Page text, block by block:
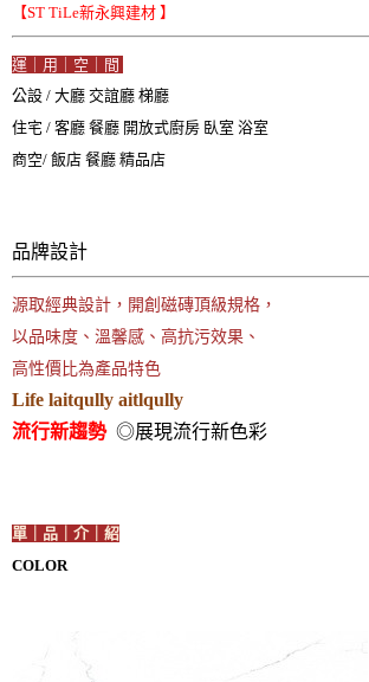
【ST TiLe新永興建材 】
運｜用｜空｜間
公設 / 大廳 交誼廳 梯廳
住宅 / 客廳 餐廳 開放式廚房 臥室 浴室
商空/ 飯店 餐廳 精品店
品牌設計
源取經典設計，開創磁磚頂級規格，
以品味度、溫馨感、高抗污效果、
高性價比為產品特色
Life laitqully aitlqully
流行新趨勢 ◎展現流行新色彩
單｜品｜介｜紹
COLOR